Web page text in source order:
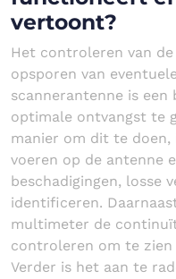
vertoont?
Het controleren van
opsporen van
scannerantenne is een
optimale ontvangst te
manier om dit te
voeren op de antenne
beschadigingen, losse
identificeren.
multimeter de
controleren om te
Verder is het aan te